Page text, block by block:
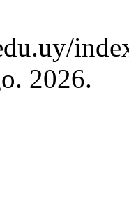
2026.